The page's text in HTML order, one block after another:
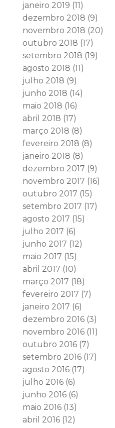
janeiro 2019 (11)
dezembro 2018 (9)
novembro 2018 (20)
outubro 2018 (17)
setembro 2018 (19)
agosto 2018 (11)
julho 2018 (9)
junho 2018 (14)
maio 2018 (16)
abril 2018 (17)
março 2018 (8)
fevereiro 2018 (8)
janeiro 2018 (8)
dezembro 2017 (9)
novembro 2017 (16)
outubro 2017 (15)
setembro 2017 (17)
agosto 2017 (15)
julho 2017 (6)
junho 2017 (12)
maio 2017 (15)
abril 2017 (10)
março 2017 (18)
fevereiro 2017 (7)
janeiro 2017 (6)
dezembro 2016(3)
novembro 2016(11)
outubro 2016(7)
setembro 2016(17)
agosto 2016(17)
julho 2016(6)
junho 2016(6)
maio 2016(13)
abril 2016(12)